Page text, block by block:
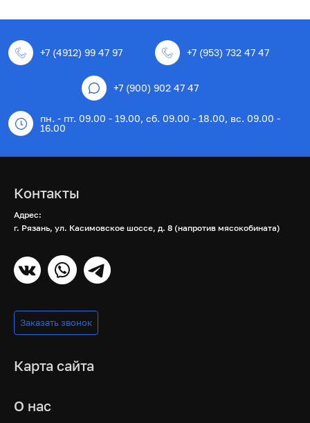
+7 (4912) 99 47 97 +7 (953) 732 47 47
+7 (900) 902 47 47
пн. - пт. 09.00 - 19.00, сб. 09.00 - 18.00, вс. 09.00 -
16.00
Контакты
Адрес:
г. Рязань, ул. Касимовское шоссе, д. 8 (напротив мясокобината)
Заказать звонок
Карта сайта
О нас